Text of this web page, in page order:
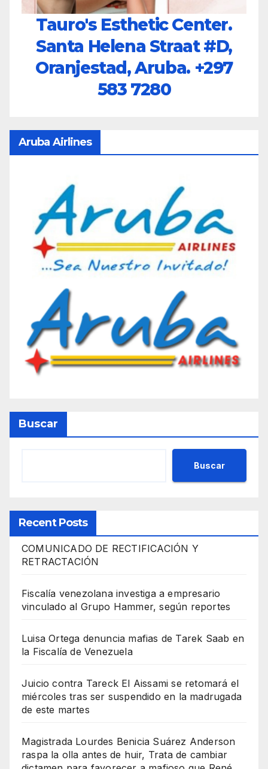
Tauro's Esthetic Center.
Santa Helena Straat #D,
Oranjestad, Aruba. +297
583 7280
Aruba Airlines
Buscar
Buscar
Recent Posts
COMUNICADO DE RECTIFICACIÓN Y
RETRACTACIÓN
Fiscalía venezolana investiga a empresario
vinculado al Grupo Hammer, según reportes
Luisa Ortega denuncia mafias de Tarek Saab en
la Fiscalía de Venezuela
Juicio contra Tareck El Aissami se retomará el
miércoles tras ser suspendido en la madrugada
de este martes
Magistrada Lourdes Benicia Suárez Anderson
raspa la olla antes de huir, Trata de cambiar